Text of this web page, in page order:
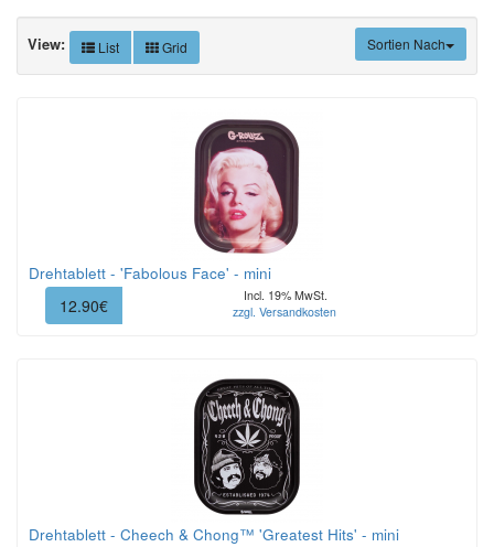
Sortien Nach
View: List Grid
Drehtablett - 'Fabolous Face' - mini
12.90€
Incl. 19% MwSt.
zzgl. Versandkosten
Drehtablett - Cheech & Chong™ 'Greatest Hits' - mini